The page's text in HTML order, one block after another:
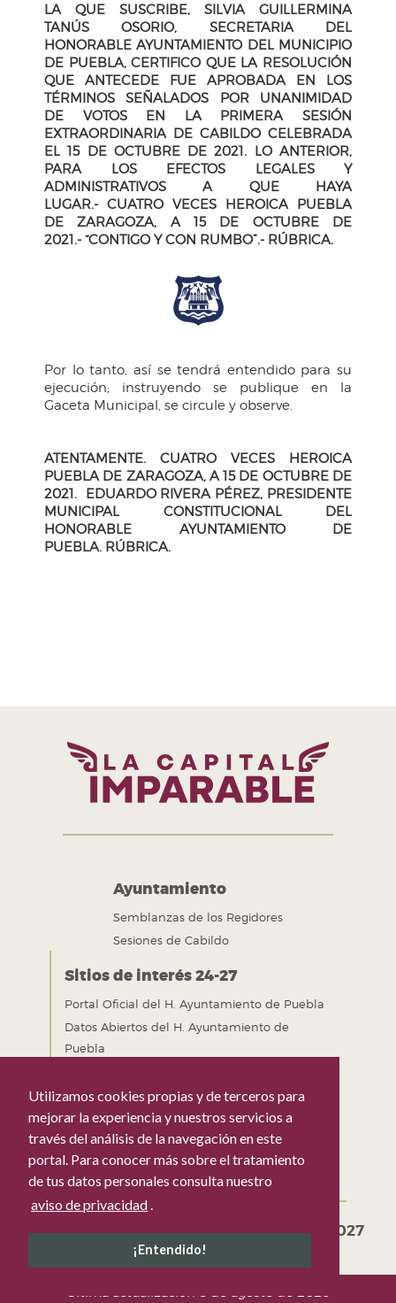
Utilizamos cookies propias y de terceros para
mejorar la experiencia y nuestros servicios a
través del análisis de la navegación en este
portal. Para conocer más sobre el tratamiento
de tus datos personales consulta nuestro
aviso de privacidad.
¡Entendido!
LA QUE SUSCRIBE, SILVIA GUILLERMINA
TANÚS OSORIO, SECRETARIA DEL
HONORABLE AYUNTAMIENTO DEL MUNICIPIO
DE PUEBLA, CERTIFICO QUE LA RESOLUCIÓN
QUE ANTECEDE FUE APROBADA EN LOS
TÉRMINOS SEÑALADOS POR UNANIMIDAD
DE VOTOS EN LA PRIMERA SESIÓN
EXTRAORDINARIA DE CABILDO CELEBRADA
EL 15 DE OCTUBRE DE 2021. LO ANTERIOR,
PARA LOS EFECTOS LEGALES Y
ADMINISTRATIVOS A QUE HAYA
LUGAR.- CUATRO VECES HEROICA PUEBLA
DE ZARAGOZA, A 15 DE OCTUBRE DE
2021.- “CONTIGO Y CON RUMBO”.- RÚBRICA.
Por lo tanto, así se tendrá entendido para su
ejecución; instruyendo se publique en la
Gaceta Municipal, se circule y observe.
ATENTAMENTE. CUATRO VECES HEROICA
PUEBLA DE ZARAGOZA, A 15 DE OCTUBREDE
2021. EDUARDO RIVERA PÉREZ, PRESIDENTE
MUNICIPAL CONSTITUCIONAL DEL
HONORABLE AYUNTAMIENTO DE
PUEBLA. RÚBRICA.
Ayuntamiento
Semblanzas de los Regidores
Sesiones de Cabildo
Sitios de interés 24-27
Portal Oficial del H. Ayuntamiento de Puebla
Datos Abiertos del H. Ayuntamiento de
Puebla
Puebla
Mejora Regulatoria del H. Ayuntamiento de
Puebla
Gobierno de la Ciudad de Puebla 2024-2027
Tel. +52 (222) 309 43 00 Puebla, Pue. México